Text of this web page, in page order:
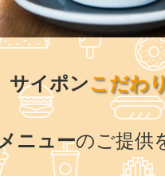
サイポンこだわ
ニューのご提供